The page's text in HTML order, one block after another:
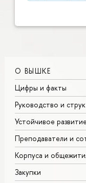
О ВЫШКЕ
Цифры и факты
Руководство и
Устойчивое
Преподаватели и
Корпуса и
Закупки